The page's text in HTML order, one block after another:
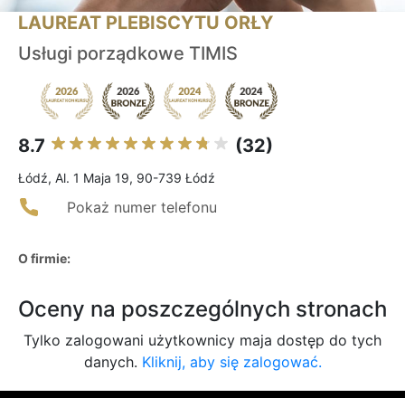
LAUREAT PLEBISCYTU ORŁY
Usługi porządkowe TIMIS
8.7 (32)
Łódź, Al. 1 Maja 19, 90-739 Łódź
Pokaż numer telefonu
O firmie:
Oceny na poszczególnych stronach
Tylko zalogowani użytkownicy maja dostęp do tych
danych. Kliknij, aby się zalogować.